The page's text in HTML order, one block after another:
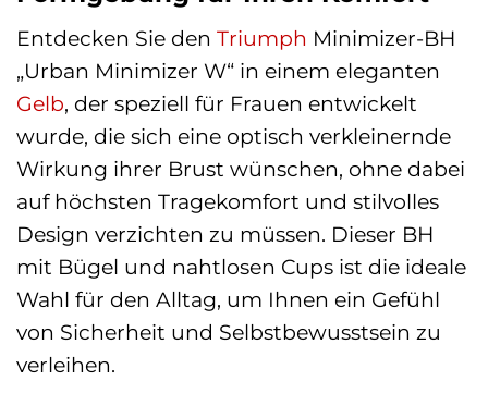
Entdecken Sie den Triumph Minimizer-BH
„Urban Minimizer W“ in einem eleganten
Gelb, der speziell für Frauen entwickelt
wurde, die sich eine optisch verkleinernde
Wirkung ihrer Brust wünschen, ohne dabei
auf höchsten Tragekomfort und stilvolles
Design verzichten zu müssen. Dieser BH
mit Bügel und nahtlosen Cups ist die ideale
Wahl für den Alltag, um Ihnen ein Gefühl
von Sicherheit und Selbstbewusstsein zu
verleihen.